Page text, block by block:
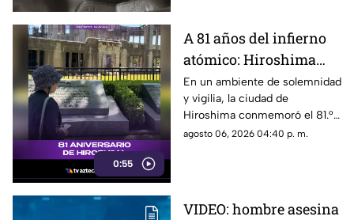
0:55
A 81 años del infierno
atómico: Hiroshima
exige a las potencias el
fin de la era nuclear
En un ambiente de solemnidad
y vigilia, la ciudad de
Hiroshima conmemoró el 81.°
aniversario del devastador
agosto 06, 2026 04:40 p. m.
VIDEO: hombre asesina